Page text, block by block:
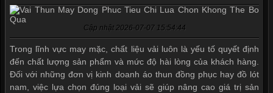
Cập nhật 2026-07-07 15:54:44
Trong lĩnh vực may mặc, chất liệu vải luôn là yếu tố quyết định
đến chất lượng sản phẩm và mức độ hài lòng của khách hàng.
Đối với những đơn vị kinh doanh áo thun đồng phục hay đồ lót
nam, việc lựa chọn đúng loại vải sẽ giúp nâng cao giá trị sản